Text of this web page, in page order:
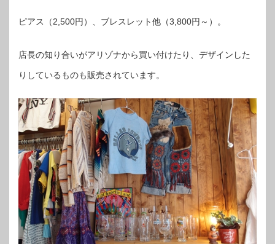
ピアス（2,500円）、ブレスレット他（3,800円～）。
店長の知り合いがアリゾナから買い付けたり、デザインした
りしているものも販売されています。